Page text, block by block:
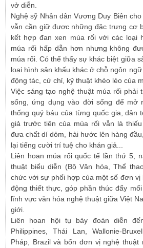
vở diễn.
Nghệ sỹ Nhân dân Vương Duy Biên
vẫn cần giữ được những đặc trưng cơ
kết hợp đan xen múa rối với các loại
múa rối hấp dẫn hơn nhưng không
múa rối. Có thể thấy sự khác biệt giữa
loại hình sân khấu khác ở chỗ ngôn
động tác, cử chỉ, kỹ thuật khéo léo của
Việc sáng tạo nghệ thuật múa rối phải
sống, ứng dụng vào đời sống để mở
thống quý báu của từng quốc gia, dân
giả trước tiên của múa rối vẫn là
đưa chất dí dỏm, hài hước lên hàng
lại tiếng cười trí tuệ cho khán giả...
Liên hoan múa rối quốc tế lần thứ 5,
thuật biểu diễn (Bộ Văn hóa, Thể
chức với sự phối hợp của một số đơn vị
động thiết thực, góp phần thúc đẩy
lĩnh vực văn hóa nghệ thuật giữa Việt
giới.
Liên hoan hội tụ bảy đoàn diễn
Philippines, Thái Lan, Wallonie-
Pháp, Brazil và bốn đơn vị nghệ thuật